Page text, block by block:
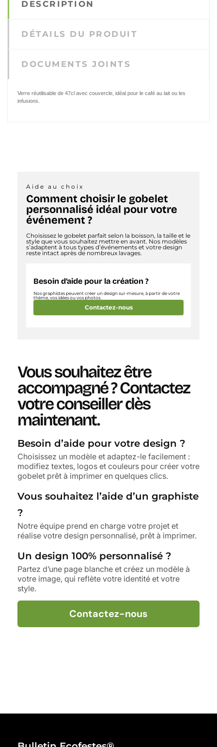
DESCRIPTION
DÉTAILS DU PRODUIT
DOCUMENTS JOINTS
Verre réutilisable de 47cl avec couvercle, idéal pour le café au lait ou les
infusions.
Aide au choix
Comment choisir le gobelet
personnalisé idéal pour votre
événement ?
Choisissez le gobelet parfait selon la boisson, la taille et le
style que vous souhaitez mettre en avant. Nos modèles
s’adaptent à tous types d’événements et votre design
reste intact après de nombreux lavages.
Besoin d’aide pour la création ?
Nos graphistes peuvent créer un design sur-mesure, à partir de votre
thème, vos idées ou vos photos.
Contactez-nous
Vous souhaitez être
accompagné ?Contactez
votre conseiller dès
maintenant.
Besoin d’aide pour votre design ?
Choisissez un modèle et adaptez-le facilement :
modifiez textes, logos et couleurs pour créer votre
gobelet prêt à imprimer en quelques clics.
Vous souhaitez l’aide d’un graphiste
?
Notre équipe prend en charge votre projet et
réalise votre design personnalisé, prêt à imprimer.
Un design 100% personnalisé ?
Partez d’une page blanche et créez un modèle à
votre image, qui reflète votre identité et votre
style.
Contactez-nous